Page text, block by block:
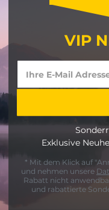
VIP
Exklusive
* Mit dem Klick auf
und nehmen unsere
Rabatt nicht
und rabattierte